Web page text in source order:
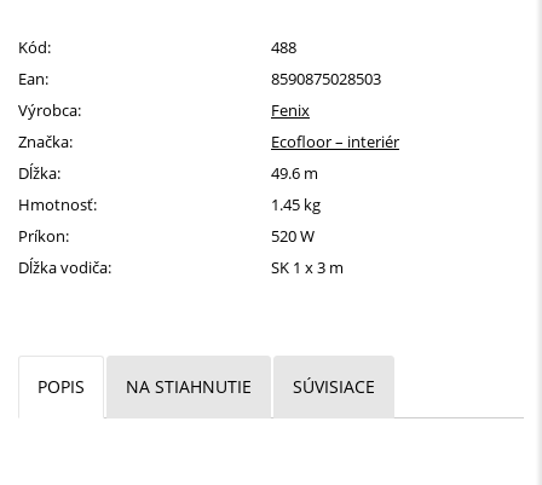
Kód:
488
Ean:
8590875028503
Výrobca:
Fenix
Značka:
Ecofloor – interiér
Dĺžka:
49.6 m
Hmotnosť:
1.45 kg
Príkon:
520 W
Dĺžka vodiča:
SK 1 x 3 m
POPIS NA STIAHNUTIE SÚVISIACE